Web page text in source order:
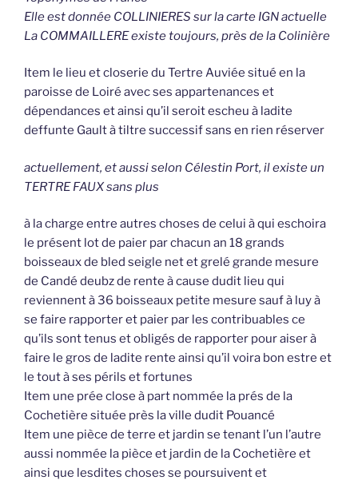
Elle est donnée COLLINIERES sur la carte IGN actuelle
La COMMAILLERE existe toujours, près de la Colinière
Item le lieu et closerie du Tertre Auviée situé en la
paroisse de Loiré avec ses appartenances et
dépendances et ainsi qu’il seroit escheu à ladite
deffunte Gault à tiltre successif sans en rien réserver
actuellement, et aussi selon Célestin Port, il existe un
TERTRE FAUX sans plus
à la charge entre autres choses de celui à qui eschoira
le présent lot de paier par chacun an 18 grands
boisseaux de bled seigle net et grelé grande mesure
de Candé deubz de rente à cause dudit lieu qui
reviennent à 36 boisseaux petite mesure sauf à luy à
se faire rapporter et paier par les contribuables ce
qu’ils sont tenus et obligés de rapporter pour aiser à
faire le gros de ladite rente ainsi qu’il voira bon estre et
le tout à ses périls et fortunes
Item une prée close à part nommée la prés de la
Cochetière située près la ville dudit Pouancé
Item une pièce de terre et jardin se tenant l’un l’autre
aussi nommée la pièce et jardin de la Cochetière et
ainsi que lesdites choses se poursuivent et